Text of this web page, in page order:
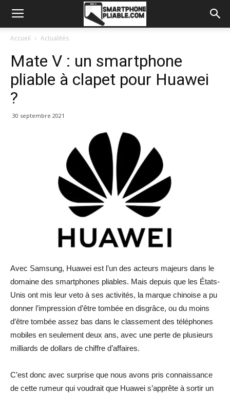
Accueil Actualités
Mate V : un smartphone
pliable à clapet pour Huawei
?
30 septembre 2021
Avec Samsung, Huawei est l’un des acteurs majeurs dans le
domaine des smartphones pliables. Mais depuis que les États-
Unis ont mis leur veto à ses activités, la marque chinoise a pu
donner l’impression d’être tombée en disgrâce, ou du moins
d’être tombée assez bas dans le classement des téléphones
mobiles en seulement deux ans, avec une perte de plusieurs
milliards de dollars de chiffre d’affaires.
C’est donc avec surprise que nous avons pris connaissance
de cette rumeur qui voudrait que Huawei s’apprête à sortir un